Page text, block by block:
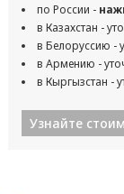
по России -
в Казахстан -
в Белоруссию -
в Армению -
в Кыргызстан -
Узнайте